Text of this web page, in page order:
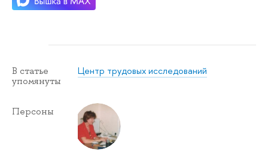
В статье
упомянуты
Центр трудовых исследований
Персоны